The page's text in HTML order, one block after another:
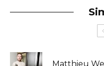
Matthieu